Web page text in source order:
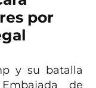
por
y su batalla
de